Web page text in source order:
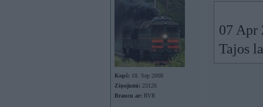
Kopš: 18. Sep 2008
Ziņojumi: 23126
Braucu ar: RVR
07 Apr
Tajos